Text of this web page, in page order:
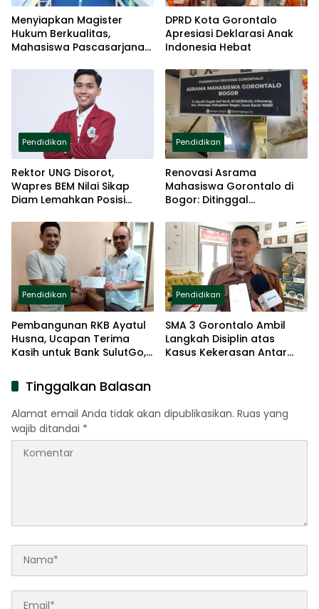
Menyiapkan Magister
Hukum Berkualitas,
Mahasiswa Pascasarjana
DPRD Kota Gorontalo
Apresiasi Deklarasi Anak
Indonesia Hebat
Pendidikan
Rektor UNG Disorot,
Wapres BEM Nilai Sikap
Diam Lemahkan Posisi
Pendidikan
Renovasi Asrama
Mahasiswa Gorontalo di
Bogor: Ditinggal
Donatur
Pendidikan
Pembangunan RKB Ayatul
Husna, Ucapan Terima
Kasih untuk Bank SulutGo,
Masyarakat
Pendidikan
SMA 3 Gorontalo Ambil
Langkah Disiplin atas
Kasus Kekerasan Antar
Tinggalkan Balasan
Alamat email Anda tidak akan dipublikasikan. Ruas yang
wajib ditandai *